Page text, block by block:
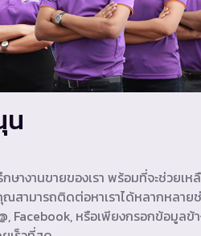
างานขายของเรา พร้อมที่จะช่วยเห
สามารถติดต่อหาเราได้หลากหลาย
Facebook, หรือเพียงกรอกข้อมูลข้า